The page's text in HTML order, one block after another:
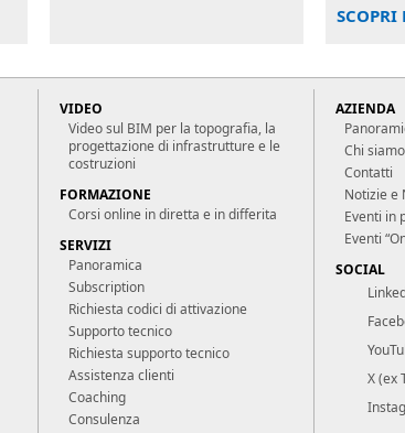
SCOPRI
VIDEO
Video sul BIM per la topografia, la
progettazione di infrastrutture e le
costruzioni
FORMAZIONE
Corsi online in diretta e in differita
SERVIZI
Panoramica
Subscription
Richiesta codici di attivazione
Supporto tecnico
Richiesta supporto tecnico
Assistenza clienti
Coaching
Consulenza
AZIENDA
Chi siamo
Contatti
Notizie e
Eventi in
Eventi
SOCIAL
X (ex